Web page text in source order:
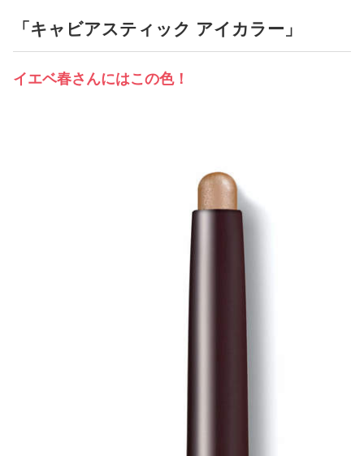
「キャビアスティック アイカラー」
イエベ春さんにはこの色！